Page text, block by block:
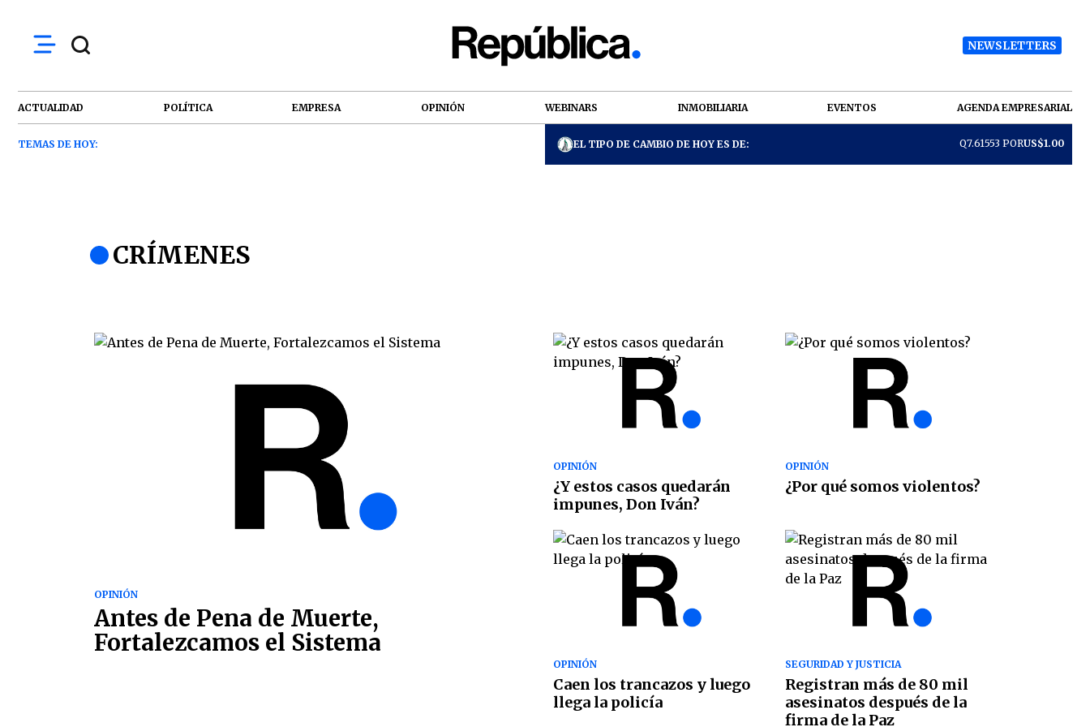
NEWSLETTERS
ACTUALIDAD POLÍTICA EMPRESA OPINIÓN WEBINARS INMOBILIARIA EVENTOS AGENDA EMPRESARIAL
TEMAS DE HOY: EL TIPO DE CAMBIO DE HOY ES DE: Q7.61553 PORUS$1.00
CRÍMENES
OPINIÓN
Antes de Pena de Muerte,
Fortalezcamos el Sistema
OPINIÓN
¿Y estos casos quedarán
impunes, Don Iván?
OPINIÓN
¿Por qué somos violentos?
OPINIÓN
Caen los trancazos y luego
llega la policía
SEGURIDAD Y JUSTICIA
Registran más de 80 mil
asesinatos después de la
firma de la Paz